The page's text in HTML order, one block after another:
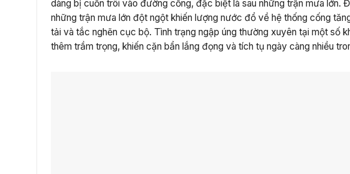
dàng bị cuốn trôi vào đường cống, đặc biệt là sau những trận mưa lớn.
những trận mưa lớn đột ngột khiến lượng nước đổ về hệ thống cống
tải và tắc nghẽn cục bộ. Tình trạng ngập úng thường xuyên tại một số
thêm trầm trọng, khiến cặn bẩn lắng đọng và tích tụ ngày càng nhiều